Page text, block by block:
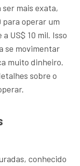
mais exata,
para operar um
US$ 10 mil. Isso
se movimentar
muito dinheiro.
sobre o
conhecido